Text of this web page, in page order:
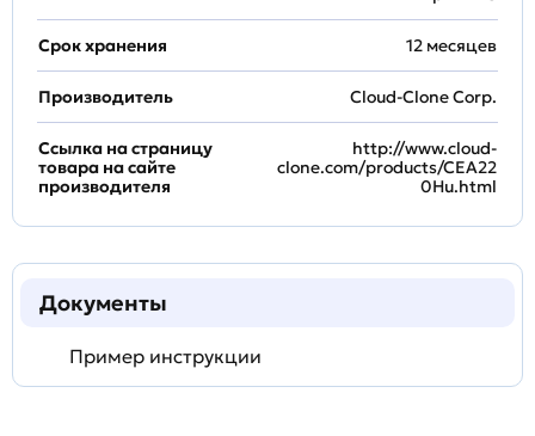
Срок хранения 12 месяцев
Производитель Cloud-Clone Corp.
Ссылка на страницу
товара на сайте
производителя
http://www.cloud-
clone.com/products/CEA22
0Hu.html
Документы
Пример инструкции